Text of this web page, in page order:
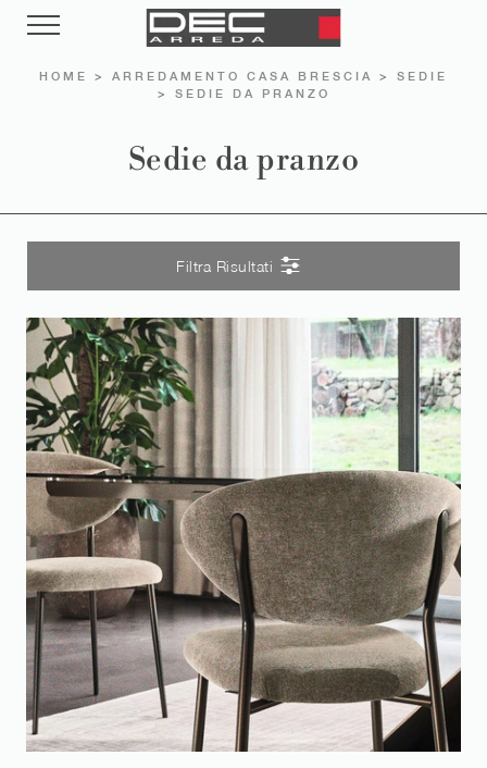
HOME > ARREDAMENTO CASA BRESCIA > SEDIE
> SEDIE DA PRANZO
Sedie da pranzo
Filtra Risultati